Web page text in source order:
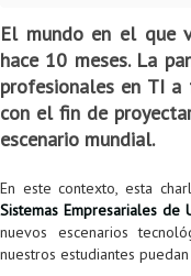
El mundo en el que
hace 10 meses. La
profesionales en TI
con el fin de
escenario mundial.
En este contexto, esta
Sistemas Empresariales de
nuevos escenarios
nuestros estudiantes
Convocatoria ISIS
Convocatoria IA
Oportunidades
Información general
Opciones académicas
TI en las
Matemática
Profesores
Internacionalización
Cursos electivos
Electivas reguladas
Electivas
Oferta de cursos
Consejería
Doble programa
Movilidad
Reingreso
Reintegro
Aplazamiento
Trasnferencia
Reglamento General
Bienestar institucional
Oferta de cursos
Convocatorias
Maestría en
Maestría en
(MATI)
Maestría en
(MBIT)
Instructores
Asistentes
Profesores Adjuntos
Coordinadores de
Gestores
Ofertas Laborales
Emprendedores e
TICSw
Colaboratorio de
Autónomos
Laboratorio de
Laboratorio de
Laboratorio de